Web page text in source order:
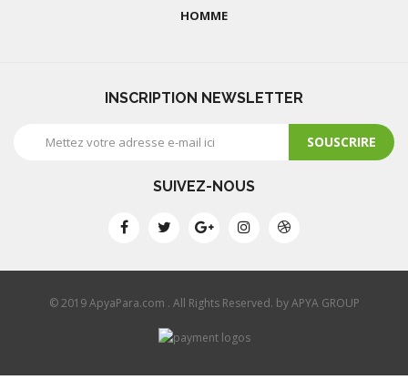
HOMME
INSCRIPTION NEWSLETTER
SOUSCRIRE
SUIVEZ-NOUS
© 2019 ApyaPara.com . All Rights Reserved. by APYA GROUP